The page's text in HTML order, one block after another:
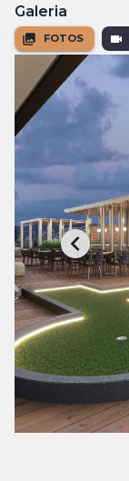
Galeria
FOTOS